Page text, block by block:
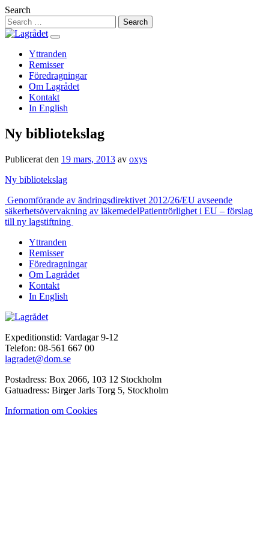
Hoppa
till
innehåll
Search
Yttranden
Remisser
Föredragningar
Om Lagrådet
Kontakt
In English
Ny bibliotekslag
Publicerat den 19 mars, 2013 av oxys
Ny bibliotekslag
Inläggsnavigering
Genomförande av ändringsdirektivet 2012/26/EU avseende
säkerhetsövervakning av läkemedelPatientrörlighet i EU – förslag
till ny lagstiftning
Yttranden
Remisser
Föredragningar
Om Lagrådet
Kontakt
In English
Expeditionstid: Vardagar 9-12
Telefon: 08-561 667 00
lagradet@dom.se
Postadress: Box 2066, 103 12 Stockholm
Gatuadress: Birger Jarls Torg 5, Stockholm
Information om Cookies